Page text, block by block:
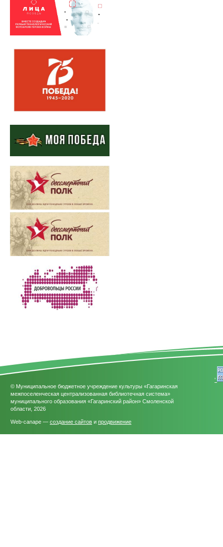
© Муниципальное бюджетное учреждение культуры «Гагаринская
межпоселенческая централизованная библиотечная система»
муниципального образования «Гагаринский район» Смоленской
области, 2026
Web-canape — создание сайтов и продвижение
'